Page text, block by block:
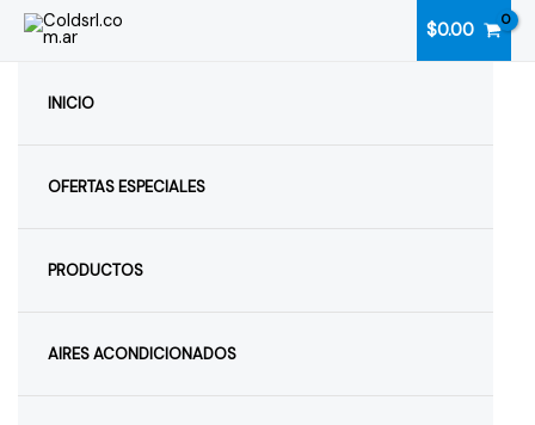
$0.00
INICIO
OFERTAS ESPECIALES
PRODUCTOS
AIRES ACONDICIONADOS